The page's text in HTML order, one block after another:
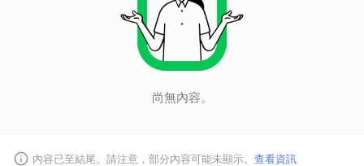
尚無內容。
內容已至結尾。請注意，部分內容可能未顯示。 查看資訊